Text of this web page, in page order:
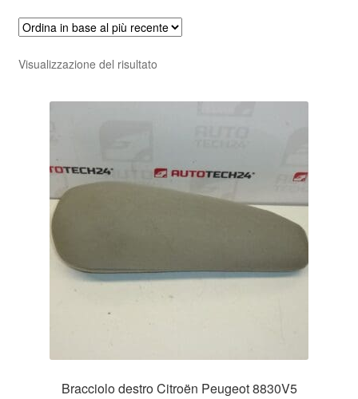
Visualizzazione del risultato
Bracciolo destro Citroën Peugeot 8830V5